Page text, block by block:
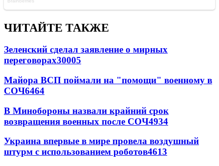
ЧИТАЙТЕ ТАКЖЕ
Зеленский сделал заявление о мирных
переговорах30005
Майора ВСП поймали на "помощи" военному в
СОЧ6464
В Минобороны назвали крайний срок
возвращения военных после СОЧ4934
Украина впервые в мире провела воздушный
штурм с использованием роботов4613